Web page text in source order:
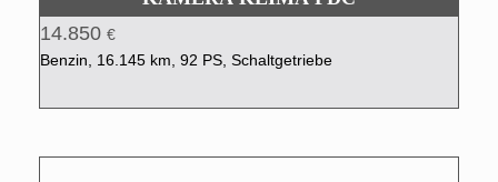
14.850 €
Benzin, 16.145 km, 92 PS, Schaltgetriebe